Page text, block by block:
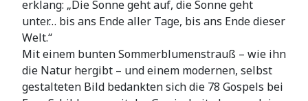
erklang: „Die Sonne geht auf, die Sonne geht
unter… bis ans Ende aller Tage, bis ans Ende dieser
Welt.“
Mit einem bunten Sommerblumenstrauß – wie ihn
die Natur hergibt – und einem modernen, selbst
gestalteten Bild bedankten sich die 78 Gospels bei